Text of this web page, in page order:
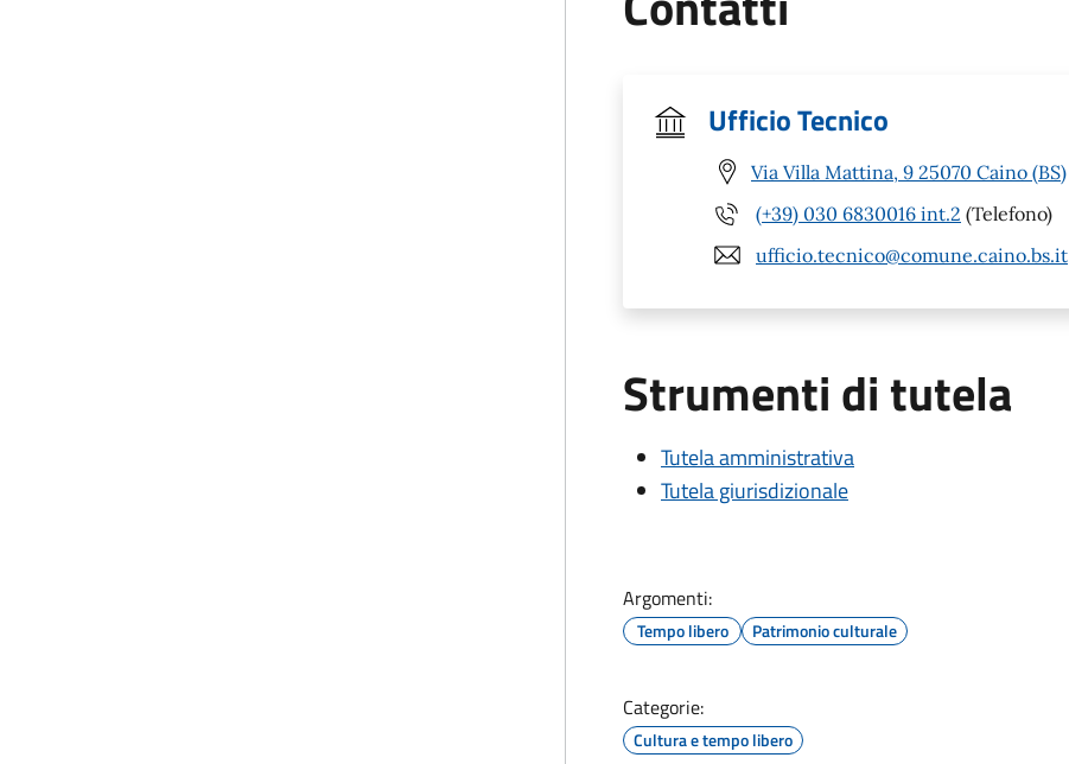
Ufficio Tecnico
Via Villa Mattina, 9 25070 Caino (BS)
(+39) 030 6830016 int.2 (Telefono)
ufficio.tecnico@comune.caino.bs.it
Strumenti di tutela
Tutela amministrativa
Tutela giurisdizionale
Argomenti:
Tempo libero Patrimonio culturale
Categorie:
Cultura e tempo libero